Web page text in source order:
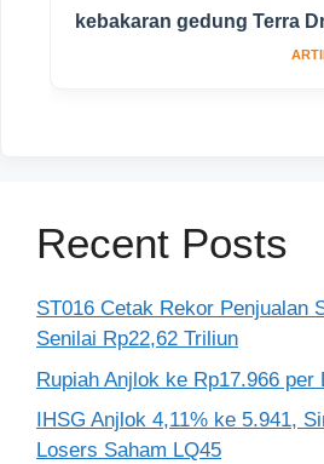
kebakaran gedung Terra
Recent Posts
ST016 Cetak Rekor Penjualan
Senilai Rp22,62 Triliun
Rupiah Anjlok ke Rp17.966 per
IHSG Anjlok 4,11% ke 5.941,
Losers Saham LQ45